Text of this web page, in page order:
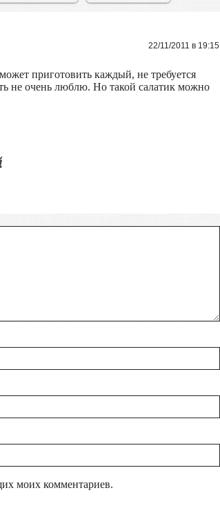
22/11/2011 в 19:15
приготовить каждый, не требуется
не очень люблю. Но такой салатик можно
моих комментариев.